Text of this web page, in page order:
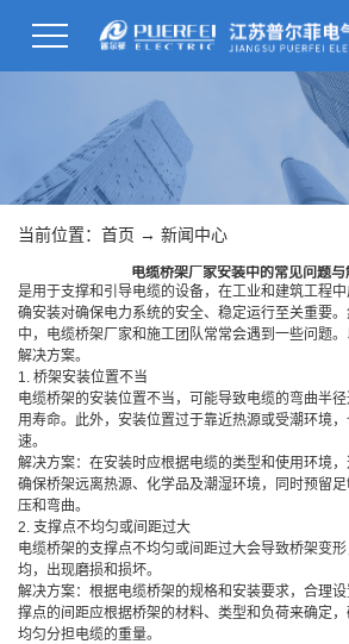
当前位置： 首页 → 新闻中心
电缆桥架厂家安装中的常见问题
是用于支撑和引导电缆的设备，在工业和建筑工程
确安装对确保电力系统的安全、稳定运行至关重要
中，电缆桥架厂家和施工团队常常会遇到一些问题
解决方案。
1. 桥架安装位置不当
电缆桥架的安装位置不当，可能导致电缆的弯曲半
用寿命。此外，安装位置过于靠近热源或受潮环境
速。
解决方案：在安装时应根据电缆的类型和使用环境
确保桥架远离热源、化学品及潮湿环境，同时预留
压和弯曲。
2. 支撑点不均匀或间距过大
电缆桥架的支撑点不均匀或间距过大会导致桥架变
均，出现磨损和损坏。
解决方案：根据电缆桥架的规格和安装要求，合理
撑点的间距应根据桥架的材料、类型和负荷来确定
均匀分担电缆的重量。